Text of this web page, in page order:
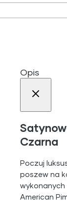
Opis
Czarna
Poczuj
poszew na
wykonanych
American